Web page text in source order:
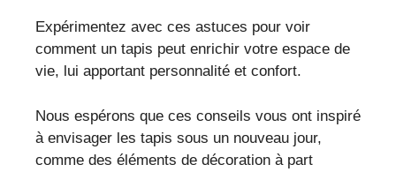
Expérimentez avec ces astuces pour voir
comment un tapis peut enrichir votre espace de
vie, lui apportant personnalité et confort.
Nous espérons que ces conseils vous ont inspiré
à envisager les tapis sous un nouveau jour,
comme des éléments de décoration à part